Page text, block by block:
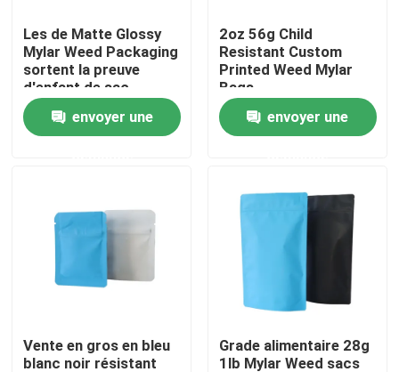
Maison
Produits
À propos de nous
Visite d'usine
Contrôle de qualité
Les de Matte Glossy
Mylar Weed Packaging
sortent la preuve
d'enfant de sac
envoyer une
2oz 56g Child
Resistant Custom
Printed Weed Mylar
Bags
envoyer une
Vente en gros en bleu
blanc noir résistant
Grade alimentaire 28g
1lb Mylar Weed sacs